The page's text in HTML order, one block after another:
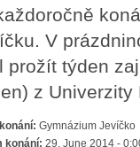
V
prožít týden
z Univerzity
Gymnázium Jevíčko
konání: 29. June 2014 -